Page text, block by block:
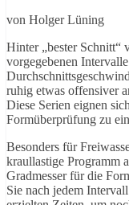
von Holger Lüning
Hinter „bester Schnitt“
vorgegebenen
ruhig etwas offensiver
Diese Serien eignen
Formüberprüfung zu
Besonders für
kraullastige Programm
Gradmesser für die
Sie nach jedem